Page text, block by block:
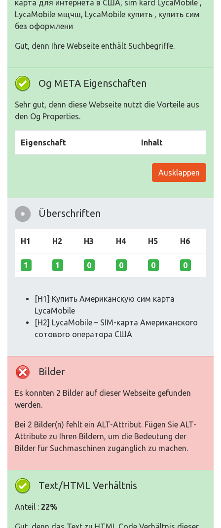
карта для интернета в США, sim kard LycaMobile ,
LycaMobile мщчш, LycaMobile купить , купить сим
без оформлени
Gut, denn Ihre Webseite enthält Suchbegriffe.
Og META Eigenschaften
Sehr gut, denn diese Webseite nutzt die Vorteile aus
den Og Properties.
Eigenschaft Inhalt
Ausklappen
Überschriften
H1 H2 H3 H4 H5 H6
1 1 0 0 0 0
[H1] Купить Американскую сим карта
LycaMobile
[H2] LycaMobile – SIM-карта Американского
сотового оператора США
Bilder
Es konnten 2 Bilder auf dieser Webseite gefunden
werden.
Bei 2 Bilder(n) fehlt ein ALT-Attribut. Fügen Sie ALT-
Attribute zu Ihren Bildern, um die Bedeutung der
Bilder für Suchmaschinen zugänglich zu machen.
Text/HTML Verhältnis
Anteil : 22%